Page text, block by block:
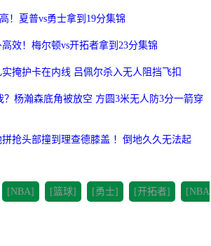
！夏普vs勇士拿到19分集锦
效！梅尔顿vs开拓者拿到23分集锦
掩护卡在内线 吕佩尔杀入无人阻挡飞扣
？杨瀚森底角被放空 方圆3米无人防3分一箭穿
抢头部撞到理查德膝盖 ！倒地久久无法起
[NBA] [篮球] [勇士] [开拓者] [NBA